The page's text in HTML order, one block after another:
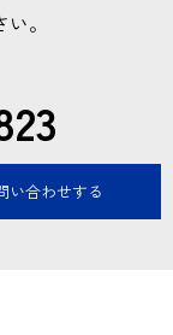
。
い合わせする